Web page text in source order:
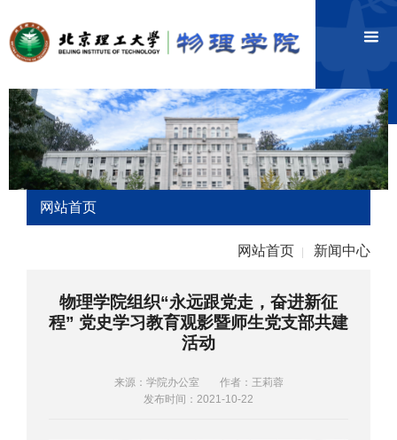
网站首页
网站首页 新闻中心
物理学院组织“永远跟党走，奋进新征
程” 党史学习教育观影暨师生党支部共建
活动
来源：学院办公室
作者：王莉蓉
发布时间：2021-10-22